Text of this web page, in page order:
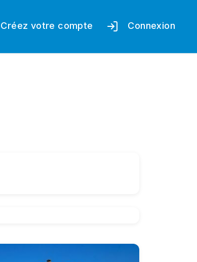
Créez votre compte Connexion